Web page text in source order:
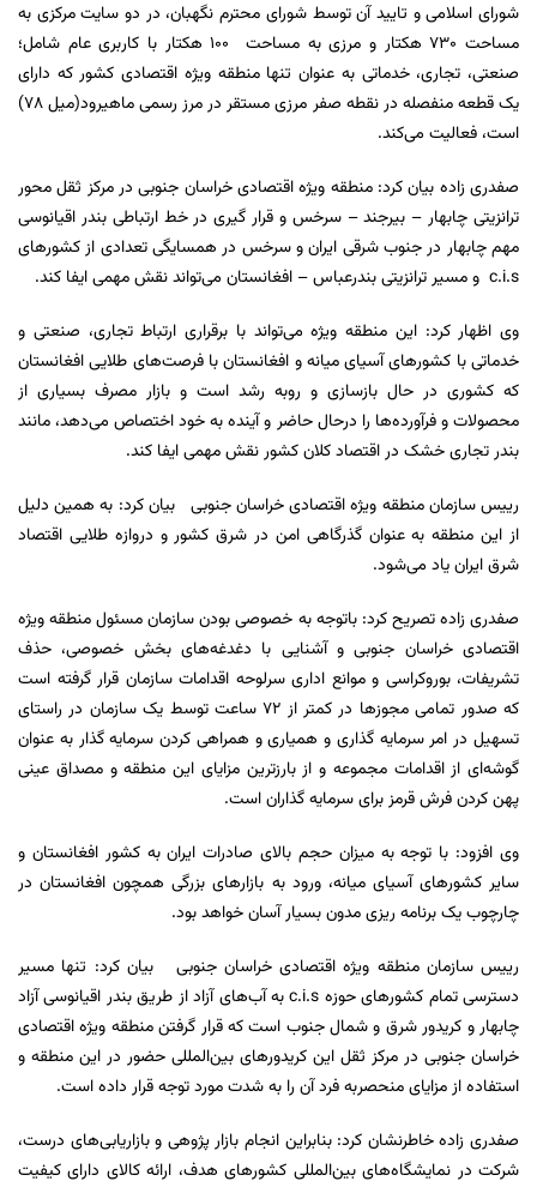
شورای اسلامی و تایید آن توسط شورای محترم نگهبان، در دو سایت مرکزی به
مساحت 730 هکتار و مرزی به مساحت 100 هکتار با کاربری عام شامل؛
صنعتی، تجاری، خدماتی به عنوان تنها منطقه ویژه اقتصادی کشور که دارای
یک قطعه منفصله در نقطه صفر مرزی مستقر در مرز رسمی ماهیرود(میل 78)
است، فعالیت می‌کند.
صفدری زاده بیان کرد: منطقه ویژه اقتصادی خراسان جنوبی در مرکز ثقل محور
ترانزیتی چابهار – بیرجند – سرخس و قرار گیری در خط ارتباطی بندر اقیانوسی
مهم چابهار در جنوب شرقی ایران و سرخس در همسایگی تعدادی از کشورهای
c.i.s و مسیر ترانزیتی بندرعباس – افغانستان می‌تواند نقش مهمی ایفا کند.
وی اظهار کرد: این منطقه ویژه می‌تواند با برقراری ارتباط تجاری، صنعتی و
خدماتی با کشورهای آسیای میانه و افغانستان با فرصت‌های طلایی افغانستان
که کشوری در حال بازسازی و روبه رشد است و بازار مصرف بسیاری از
محصولات و فرآورده‌ها را درحال حاضر و آینده به خود اختصاص می‌دهد، مانند
بندر تجاری خشک در اقتصاد کلان کشور نقش مهمی ایفا کند.
رییس سازمان منطقه ویژه اقتصادی خراسان جنوبی بیان کرد: به همین دلیل
از این منطقه به عنوان گذرگاهی امن در شرق کشور و دروازه طلایی اقتصاد
شرق ایران یاد می‌شود.
صفدری زاده تصریح کرد: باتوجه به خصوصی بودن سازمان مسئول منطقه ویژه
اقتصادی خراسان جنوبی و آشنایی با دغدغه‌های بخش خصوصی، حذف
تشریفات، بوروکراسی و موانع اداری سرلوحه اقدامات سازمان قرار گرفته است
که صدور تمامی مجوزها در کمتر از 72 ساعت توسط یک سازمان در راستای
تسهیل در امر سرمایه گذاری و همیاری و همراهی کردن سرمایه گذار به عنوان
گوشه‌ای از اقدامات مجموعه و از بارزترین مزایای این منطقه و مصداق عینی
پهن کردن فرش قرمز برای سرمایه گذاران است.
وی افزود: با توجه به میزان حجم بالای صادرات ایران به کشور افغانستان و
سایر کشورهای آسیای میانه، ورود به بازارهای بزرگی همچون افغانستان در
چارچوب یک برنامه ریزی مدون بسیار آسان خواهد بود.
رییس سازمان منطقه ویژه اقتصادی خراسان جنوبی بیان کرد: تنها مسیر
دسترسی تمام کشورهای حوزه c.i.s به آب‌های آزاد از طریق بندر اقیانوسی آزاد
چابهار و کریدور شرق و شمال جنوب است که قرار گرفتن منطقه ویژه اقتصادی
خراسان جنوبی در مرکز ثقل این کریدورهای بین‌المللی حضور در این منطقه و
استفاده از مزایای منحصربه فرد آن را به شدت مورد توجه قرار داده است.
صفدری زاده خاطرنشان کرد: بنابراین انجام بازار پژوهی و بازاریابی‌های درست،
شرکت در نمایشگاه‌های بین‌المللی کشورهای هدف، ارائه کالای دارای کیفیت